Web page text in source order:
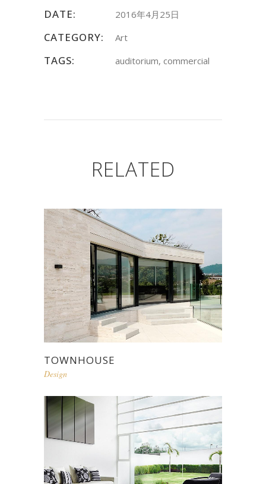
DATE: 2016年4月25日
CATEGORY: Art
TAGS: auditorium, commercial
RELATED
TOWNHOUSE
Design